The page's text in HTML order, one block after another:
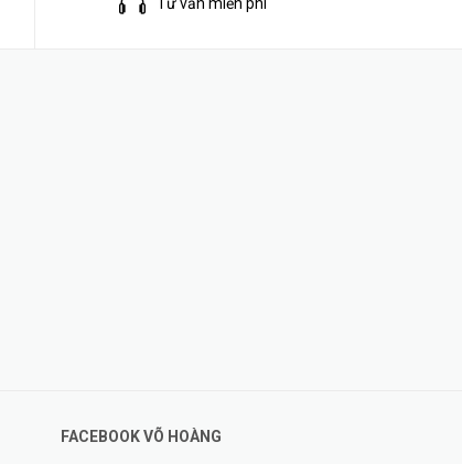
Tư vẫn miễn phí
FACEBOOK VÕ HOÀNG